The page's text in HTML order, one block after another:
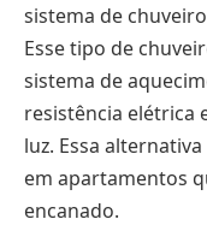
sistema de
Esse tipo de
sistema de
resistência elétrica
luz. Essa
em apartamentos
encanado.